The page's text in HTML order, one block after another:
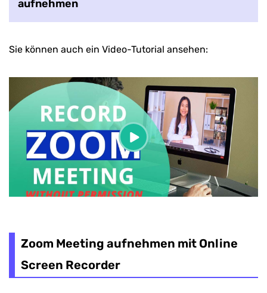
aufnehmen
Sie können auch ein Video-Tutorial ansehen:
Zoom Meeting aufnehmen mit Online
Screen Recorder